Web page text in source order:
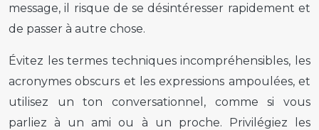
message, il risque de se désintéresser rapidement et
de passer à autre chose.
Évitez les termes techniques incompréhensibles, les
acronymes obscurs et les expressions ampoulées, et
utilisez un ton conversationnel, comme si vous
parliez à un ami ou à un proche. Privilégiez les